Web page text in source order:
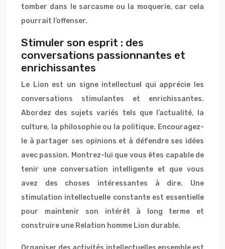
tomber dans le sarcasme ou la moquerie, car cela
pourrait l’offenser.
Stimuler son esprit : des
conversations passionnantes et
enrichissantes
Le Lion est un signe intellectuel qui apprécie les
conversations stimulantes et enrichissantes.
Abordez des sujets variés tels que l’actualité, la
culture, la philosophie ou la politique. Encouragez-
le à partager ses opinions et à défendre ses idées
avec passion. Montrez-lui que vous êtes capable de
tenir une conversation intelligente et que vous
avez des choses intéressantes à dire. Une
stimulation intellectuelle constante est essentielle
pour maintenir son intérêt à long terme et
construire une Relation homme Lion durable.